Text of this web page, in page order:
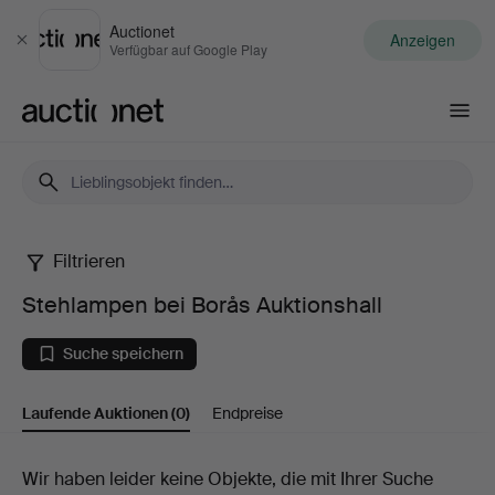
Schließen
Auctionet
Verfügbar auf Google Play Anzeigen
Stehlampen
bei
Borås
Auktionshall
Filtrieren
Stehlampen bei Borås Auktionshall
Suche speichern
Laufende Auktionen(0) Endpreise
Laufende
Wir haben leider keine Objekte, die mit Ihrer Suche